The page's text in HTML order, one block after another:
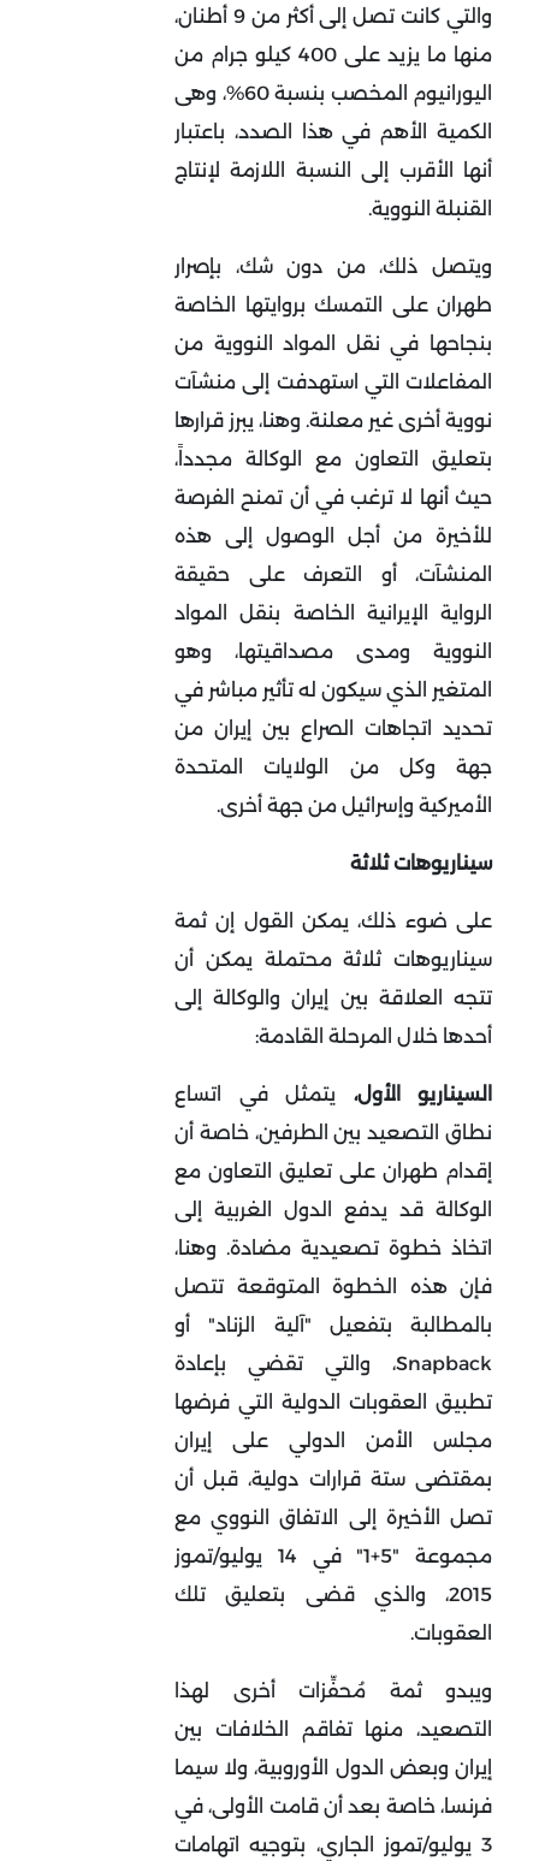
والتي كانت تصل إلى أكثر من 9 أطنان،
منها ما يزيد على 400 كيلو جرام من
اليورانيوم المخصب بنسبة 60%، وهى
الكمية الأهم في هذا الصدد، باعتبار
أنها الأقرب إلى النسبة اللازمة لإنتاج
القنبلة النووية.
ويتصل ذلك، من دون شك، بإصرار
طهران على التمسك بروايتها الخاصة
بنجاحها في نقل المواد النووية من
المفاعلات التي استهدفت إلى منشآت
نووية أخرى غير معلنة. وهنا، يبرز قرارها
بتعليق التعاون مع الوكالة مجدداً،
حيث أنها لا ترغب في أن تمنح الفرصة
للأخيرة من أجل الوصول إلى هذه
المنشآت، أو التعرف على حقيقة
الرواية الإيرانية الخاصة بنقل المواد
النووية ومدى مصداقيتها، وهو
المتغير الذي سيكون له تأثير مباشر في
تحديد اتجاهات الصراع بين إيران من
جهة وكل من الولايات المتحدة
الأميركية وإسرائيل من جهة أخرى.
سيناريوهات ثلاثة
على ضوء ذلك، يمكن القول إن ثمة
سيناريوهات ثلاثة محتملة يمكن أن
تتجه العلاقة بين إيران والوكالة إلى
أحدها خلال المرحلة القادمة:
السيناريو الأول، يتمثل في اتساع
نطاق التصعيد بين الطرفين، خاصة أن
إقدام طهران على تعليق التعاون مع
الوكالة قد يدفع الدول الغربية إلى
اتخاذ خطوة تصعيدية مضادة. وهنا،
فإن هذه الخطوة المتوقعة تتصل
بالمطالبة بتفعيل "آلية الزناد" أو
Snapback، والتي تقضي بإعادة
تطبيق العقوبات الدولية التي فرضها
مجلس الأمن الدولي على إيران
بمقتضى ستة قرارات دولية، قبل أن
تصل الأخيرة إلى الاتفاق النووي مع
مجموعة "5+1" في 14 يوليو/تموز
2015، والذي قضى بتعليق تلك
العقوبات.
ويبدو ثمة مُحفِّزات أخرى لهذا
التصعيد، منها تفاقم الخلافات بين
إيران وبعض الدول الأوروبية، ولا سيما
فرنسا، خاصة بعد أن قامت الأولى، في
3 يوليو/تموز الجاري، بتوجيه اتهامات